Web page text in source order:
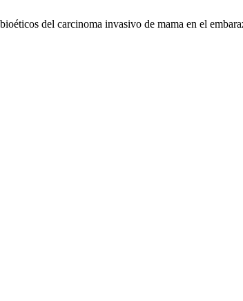
del carcinoma invasivo de mama en el